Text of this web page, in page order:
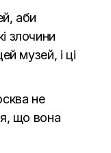
аби
злочини
музей, і ці
не
що вона